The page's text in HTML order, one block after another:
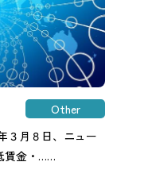
Other
３月８日、ニュー
賃金・……